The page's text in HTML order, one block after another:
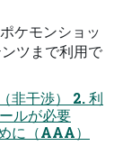
ケモンショッ
ツまで利用で
非干渉） 2. 利
ルが必要
に（AAA）